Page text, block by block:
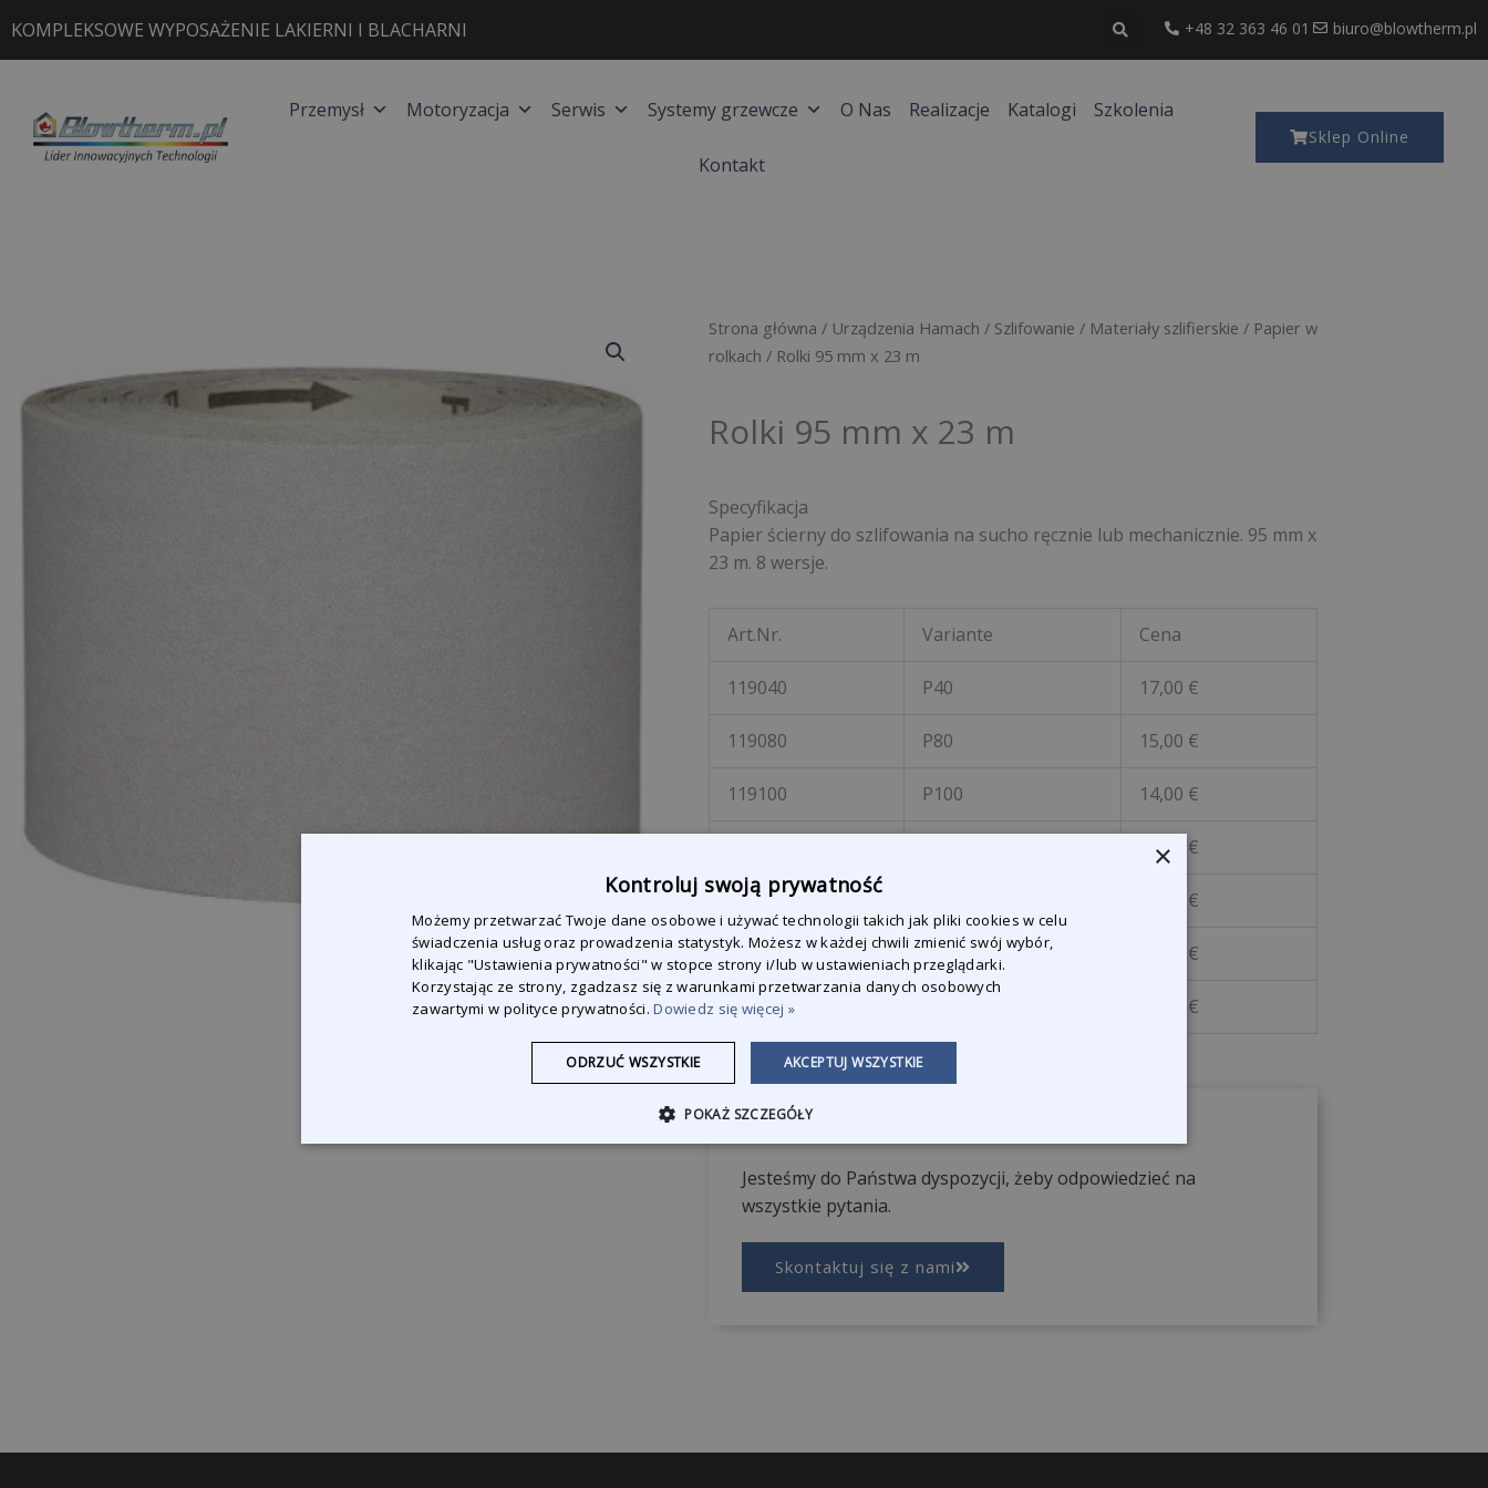
do
treści
KOMPLEKSOWE WYPOSAŻENIE LAKIERNI I BLACHARNI +48 32 363 46 01 biuro@blowtherm.pl
Przemysł Motoryzacja Serwis Systemy grzewcze O Nas Realizacje Katalogi Szkolenia
Kontakt
Sklep Online
Strona główna / Urządzenia Hamach / Szlifowanie / Materiały szlifierskie / Papier w
rolkach / Rolki 95 mm x 23 m
Rolki 95 mm x 23 m
Specyfikacja
Papier ścierny do szlifowania na sucho ręcznie lub mechanicznie. 95 mm x
23 m. 8 wersje.
Art.Nr. Variante Cena
119040 P40 17,00 €
119080 P80 15,00 €
119100 P100 14,00 €
14,00 €
119150 14,00 €
119180 P180 14,00 €
119220 14,00 €
Jesteśmy do Państwa dyspozycji, żeby odpowiedzieć na
wszystkie pytania.
Skontaktuj się z nami
×
Kontroluj swoją prywatność
Możemy przetwarzać Twoje dane osobowe i używać technologii takich jak pliki cookies w celu
świadczenia usług oraz prowadzenia statystyk. Możesz w każdej chwili zmienić swój wybór,
klikając "Ustawienia prywatności" w stopce strony i/lub w ustawieniach przeglądarki.
Korzystając ze strony, zgadzasz się z warunkami przetwarzania danych osobowych
zawartymi w polityce prywatności.Dowiedz się więcej »
AKCEPTUJ WSZYSTKIE
ODRZUĆ WSZYSTKIE
POKAŻ SZCZEGÓŁY